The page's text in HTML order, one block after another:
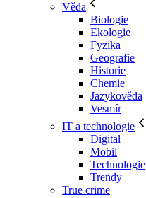
Věda
Biologie
Ekologie
Fyzika
Geografie
Historie
Chemie
Jazykověda
Vesmír
IT a technologie
Digital
Mobil
Technologie
Trendy
True crime